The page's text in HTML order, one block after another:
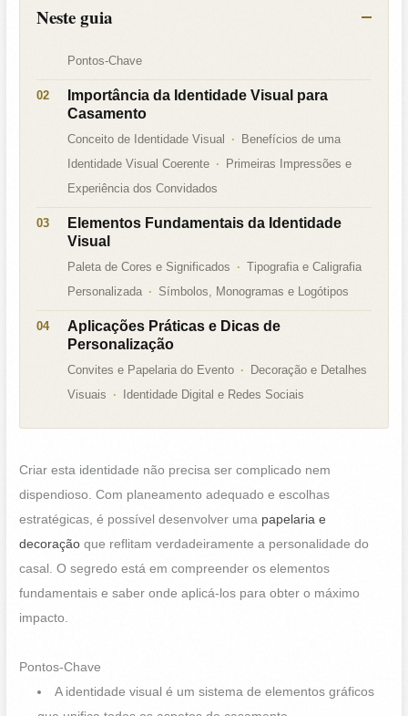
Neste guia
Pontos-Chave
Importância da Identidade Visual para
Casamento
Conceito de Identidade Visual
Benefícios de uma
Identidade Visual Coerente
Primeiras Impressões e
Experiência dos Convidados
Elementos Fundamentais da Identidade
Visual
Paleta de Cores e Significados
Tipografia e Caligrafia
Personalizada
Símbolos, Monogramas e Logótipos
Aplicações Práticas e Dicas de
Personalização
Convites e Papelaria do Evento
Decoração e Detalhes
Visuais
Identidade Digital e Redes Sociais
Criar esta identidade não precisa ser complicado nem
dispendioso. Com planeamento adequado e escolhas
estratégicas, é possível desenvolver uma papelaria e
decoração que reflitam verdadeiramente a personalidade do
casal. O segredo está em compreender os elementos
fundamentais e saber onde aplicá-los para obter o máximo
impacto.
Pontos-Chave
A identidade visual é um sistema de elementos gráficos